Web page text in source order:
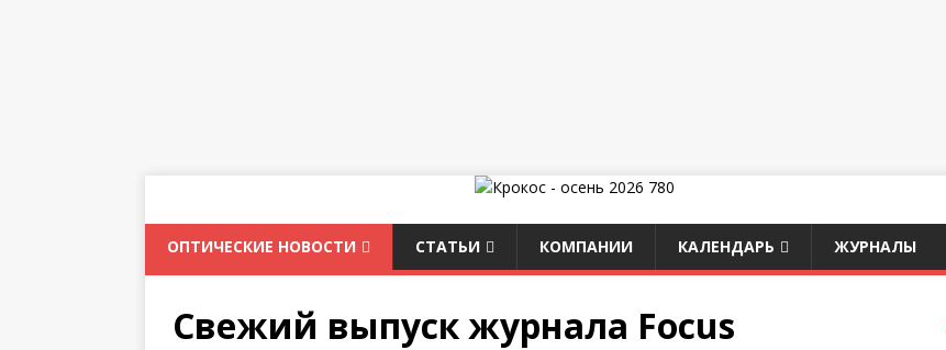
ОПТИЧЕСКИЕ НОВОСТИ СТАТЬИ КОМПАНИИ КАЛЕНДАРЬ ЖУРНАЛЫ
Свежий выпуск журнала Focus